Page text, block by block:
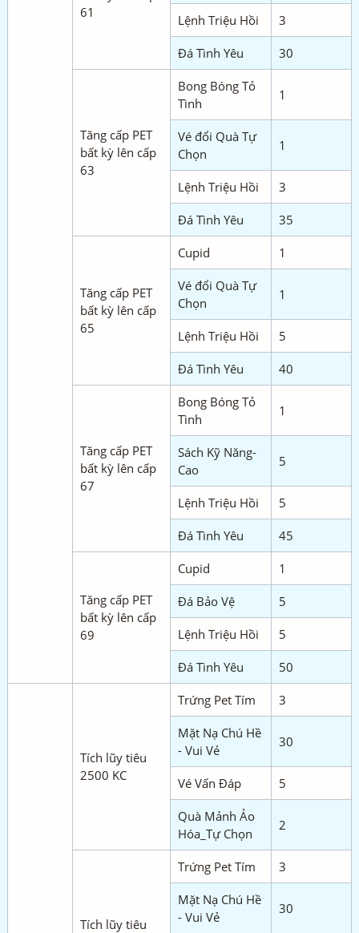
61
Lệnh Triệu Hồi 3
Đá Tình Yêu 30
Tăng cấp PET
bất kỳ lên cấp
63
Bong Bóng Tỏ
Tình
1
Vé đổi Quà Tự
Chọn
1
Lệnh Triệu Hồi 3
Đá Tình Yêu 35
Tăng cấp PET
bất kỳ lên cấp
65
Cupid 1
Vé đổi Quà Tự
Chọn
1
Lệnh Triệu Hồi 5
Đá Tình Yêu 40
Tăng cấp PET
bất kỳ lên cấp
67
Bong Bóng Tỏ
Tình
1
Sách Kỹ Năng-
Cao
5
Lệnh Triệu Hồi 5
Đá Tình Yêu 45
Tăng cấp PET
bất kỳ lên cấp
69
Cupid 1
Đá Bảo Vệ 5
Lệnh Triệu Hồi 5
Đá Tình Yêu 50
Tích lũy tiêu
2500 KC
Trứng Pet Tím 3
Mặt Nạ Chú Hề
- Vui Vẻ
30
Vé Vấn Đáp 5
Quà Mảnh Ảo
Hóa_Tự Chọn
2
Tích lũy tiêu
Trứng Pet Tím 3
Mặt Nạ Chú Hề
- Vui Vẻ
30